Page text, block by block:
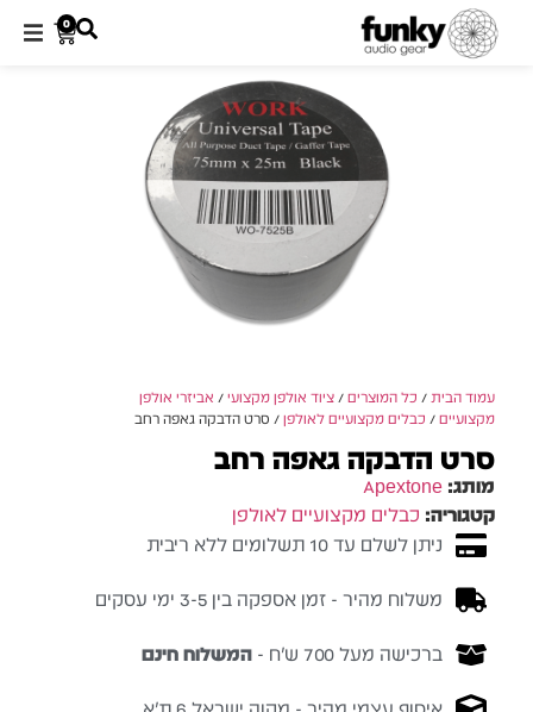
0
עמוד הבית / כל המוצרים /ציוד אולפן מקצועי / אביזרי אולפן
מקצועיים / כבלים מקצועיים לאולפן / סרט הדבקה גאפה רחב
סרט הדבקה גאפה רחב
מותג:Apextone
קטגוריה: כבלים מקצועיים לאולפן
ניתן לשלם עד 10 תשלומים ללא ריבית
משלוח מהיר - זמן אספקה בין 3-5 ימי עסקים
ברכישה מעל 700 ש״ח - המשלוח חינם